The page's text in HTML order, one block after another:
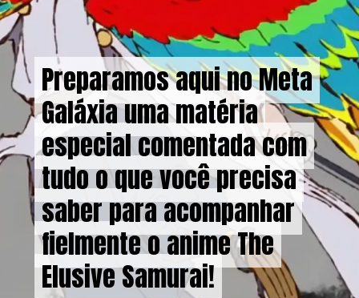
Preparamos aqui no Meta
Galáxia uma matéria
especial comentada com
tudo o que você precisa
saber para acompanhar
fielmente o anime The
Elusive Samurai!
Preparamos aqui no Meta
Galáxia uma matéria
especial comentada com
tudo o que você precisa
saber para acompanhar
fielmente o anime The
Elusive Samurai!